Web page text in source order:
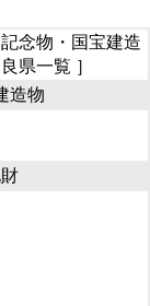
念物・国宝建造
県一覧 ］
造物